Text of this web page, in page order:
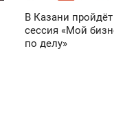
В Казани
сессия «Мой
по делу»